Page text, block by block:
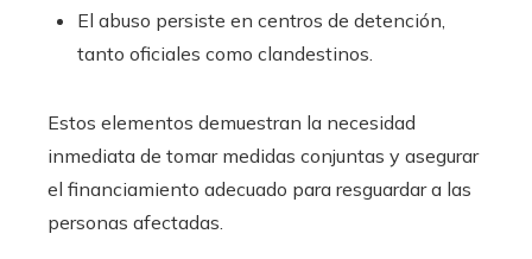
El abuso persiste en centros de detención,
tanto oficiales como clandestinos.
Estos elementos demuestran la necesidad
inmediata de tomar medidas conjuntas y asegurar
el financiamiento adecuado para resguardar a las
personas afectadas.